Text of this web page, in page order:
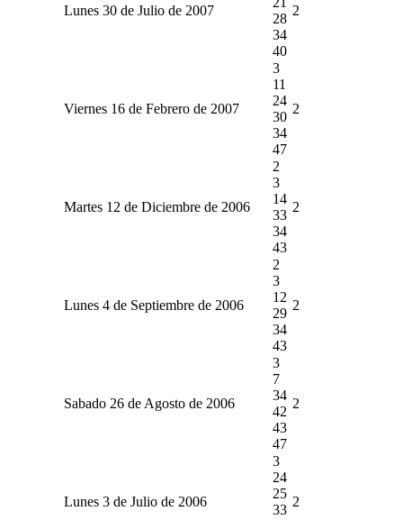
Lunes 30 de Julio de 2007
28
34
40
2
Viernes 16 de Febrero de 2007
3
11
24
30
34
47
2
Martes 12 de Diciembre de 2006
2
3
14
33
34
43
2
Lunes 4 de Septiembre de 2006
2
3
12
29
34
43
2
Sabado 26 de Agosto de 2006
3
7
34
42
43
47
2
Lunes 3 de Julio de 2006
3
24
25
33
2